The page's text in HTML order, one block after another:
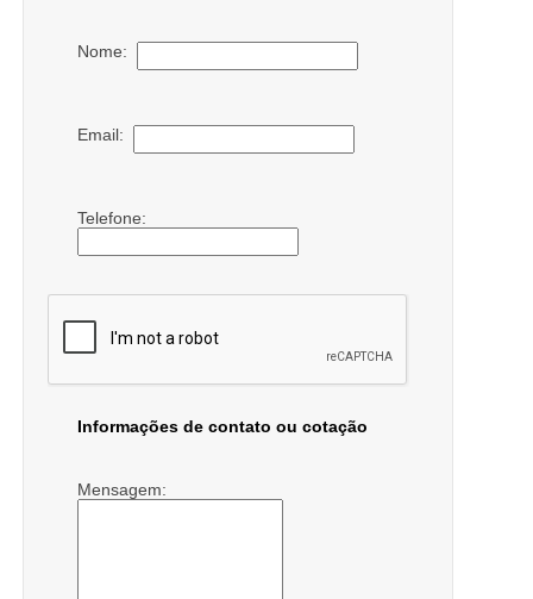
Nome:
Email:
Telefone:
Informações de contato ou cotação
Mensagem: